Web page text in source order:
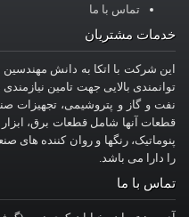
تماس با ما
خدمات مشتریان
این شرکت با اتکا به دانش مهندسین
توانمندی بالایی جهت تامین
نفت و گاز و پتروشیمی، تجهیزات
قطعات آنها شامل قطعات برق، ابزار
پنوماتیک، رنگها و روان کننده های
را دارا می باشد.
تماس با ما